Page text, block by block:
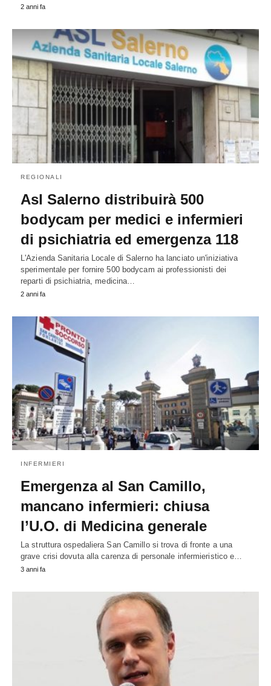
2 anni fa
REGIONALI
Asl Salerno distribuirà 500
bodycam per medici e infermieri
di psichiatria ed emergenza 118
L'Azienda Sanitaria Locale di Salerno ha lanciato un'iniziativa
sperimentale per fornire 500 bodycam ai professionisti dei
reparti di psichiatria, medicina…
2 anni fa
INFERMIERI
Emergenza al San Camillo,
mancano infermieri: chiusa
l’U.O. di Medicina generale
La struttura ospedaliera San Camillo si trova di fronte a una
grave crisi dovuta alla carenza di personale infermieristico e…
3 anni fa